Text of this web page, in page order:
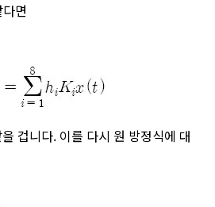
면
겁니다. 이를 다시 원 방정식에 대